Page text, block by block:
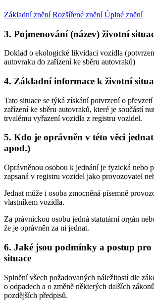
Základní znění Rozšířené znění Úplné znění
3. Pojmenování (název) životní
Doklad o ekologické likvidaci vozidla
autovraku do zařízení ke sběru autovraků)
4. Základní informace k životní
Tato situace se týká získání potvrzení o
zařízení ke sběru autovraků, které je součástí
trvalému vyřazení vozidla z registru vozidel.
5. Kdo je oprávněn v této věci
apod.)
Oprávněnou osobou k jednání je fyzická nebo
zapsaná v registru vozidel jako provozovatel
Jednat může i osoba zmocněná písemně
vlastníkem vozidla.
Za právnickou osobu jedná statutární orgán
že je oprávněn za ni jednat.
6. Jaké jsou podmínky a postup pro
situace
Splnění všech požadovaných náležitostí dle
o odpadech a o změně některých dalších
pozdějších předpisů.